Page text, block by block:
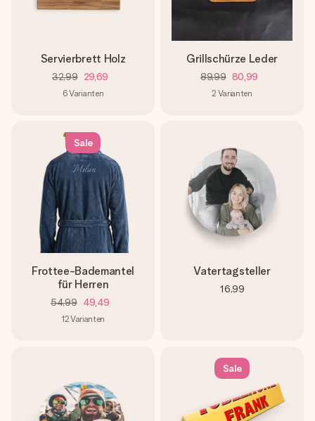
Servierbrett Holz
32,99 29,69
6Varianten
Grillschürze Leder
89,99 80,99
2 Varianten
Sale
Frottee-Bademantel
für Herren
54,99 49,49
12Varianten
Vatertagsteller
16,99
Sale